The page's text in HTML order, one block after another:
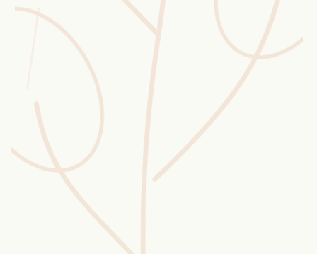
Challenges
Wusstest du?
Sammlungen
Selber machen